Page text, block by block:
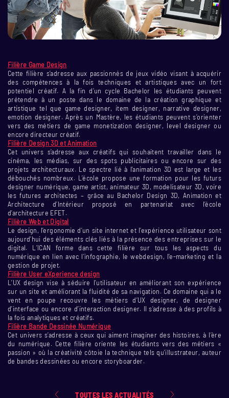
Filière Game Design
Cette filière s’adresse aux passionnés de jeux vidéo visant à acquérir
des compétences à la fois techniques et artistiques avec un fort
potentiel créatif. A la fin d’un cycle Bachelor les étudiants peuvent
prétendre à un poste dans le domaine de la création graphique et
artistique tel que game designer, item designer, narrative designer,
emotion designer. Après un Mastère, les étudiants peuvent s’orienter
vers des métiers de game monetization designer, level designer ou
encore directeur créatif.
Filière Design 3D et Animation
Cet univers s’adresse aux créatifs qui souhaitent travailler dans le
cinéma, les médias, sur des spots publicitaires ou encore sur des
projets architecturaux. Le spectre lié à l’animation 3D est large et les
débouchés nombreux. L’école propose une formation pour les futurs
designer numérique, game artist, animateur 3D, modelisateur 3D, voire
les futures architectes – grâce au Bachelor Design 3D, Animation et
Architecture d’Intérieur proposé en partenariat avec l’école
d’architecture EFET.
Filière Web et Digital
Le design, l’ergonomie d’un site internet et l’expérience utilisateur sont
aujourd’hui des éléments clés liés à la présence des entreprises sur le
digital. L’ICAN forme dans cette filière sur tous les aspects du
numérique en lien avec l’infographie, le webdesign, l’e-marketing et la
gestion de projet.
Filière User eXperience design
L’UX design vise à séduire l’utilisateur en améliorant son expérience
sur un site et améliorant la fluidité de sa navigation. Ce domaine qui a le
vent en poupe recouvre les métiers d’UX designer, de designer
d’interface ou encore d’interaction designer. Il s’adresse à des profils à
la fois analytiques et créatifs.
Filière Bande Dessinée Numérique
Cet univers s’adresse à ceux qui aiment imaginer des histoires, à l’ère
du numérique. Cette filière oriente les étudiants vers des métiers «
passion » où la créativité côtoie la technique tels qu’illustrateur, auteur
de bandes dessinées ou encore storyboarder.
TOUTES LES ACTUALITÉS